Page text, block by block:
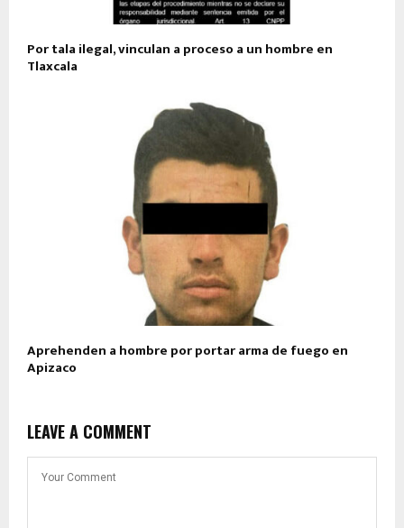
Por tala ilegal, vinculan a proceso a un hombre en
Tlaxcala
Aprehenden a hombre por portar arma de fuego en
Apizaco
LEAVE A COMMENT